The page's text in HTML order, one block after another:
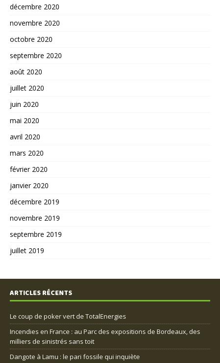
décembre 2020
novembre 2020
octobre 2020
septembre 2020
août 2020
juillet 2020
juin 2020
mai 2020
avril 2020
mars 2020
février 2020
janvier 2020
décembre 2019
novembre 2019
septembre 2019
juillet 2019
ARTICLES RÉCENTS
Le coup de poker vert de TotalEnergies
Incendies en France : au Parc des expositions de Bordeaux, des
milliers de sinistrés sans toit
Dangote à Lamu : le pari fossile qui inquiète